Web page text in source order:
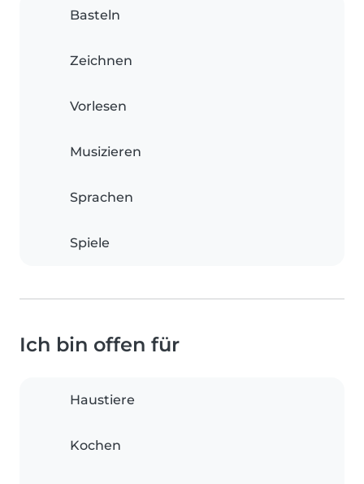
Basteln
Zeichnen
Vorlesen
Musizieren
Sprachen
Spiele
Ich bin offen für
Haustiere
Kochen